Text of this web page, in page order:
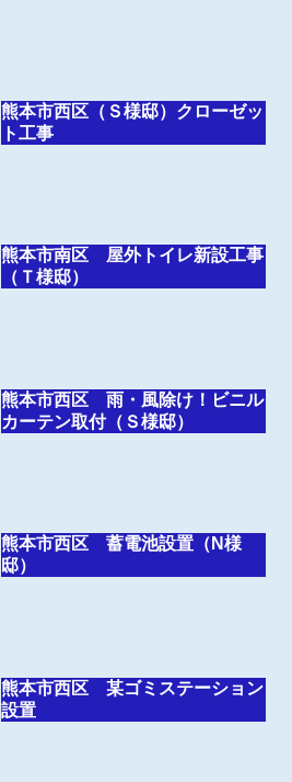
熊本市西区（Ｓ様邸）クローゼッ
ト工事
熊本市南区 屋外トイレ新設工事
（Ｔ様邸）
熊本市西区 雨・風除け！ビニル
カーテン取付（Ｓ様邸）
熊本市西区 蓄電池設置（N様
邸）
熊本市西区 某ゴミステーション
設置